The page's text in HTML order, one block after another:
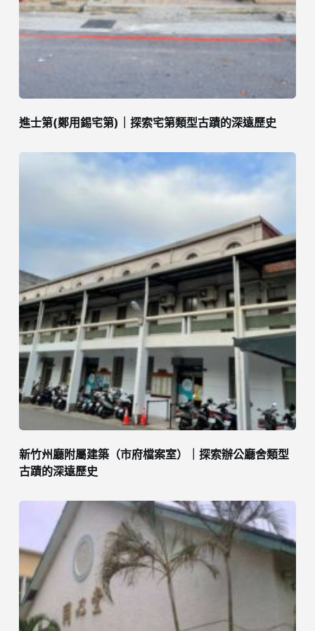
進士第(鄭用錫宅第)｜探索宅第類型古蹟的深遠歷史
新竹州廳附屬建築（市府檔案室）｜探索辦公廳舍類型
古蹟的深遠歷史